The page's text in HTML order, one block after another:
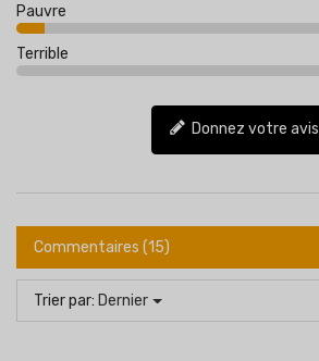
Pauvre
Terrible
Donnez votre avis
Commentaires (15)
Trier par: Dernier